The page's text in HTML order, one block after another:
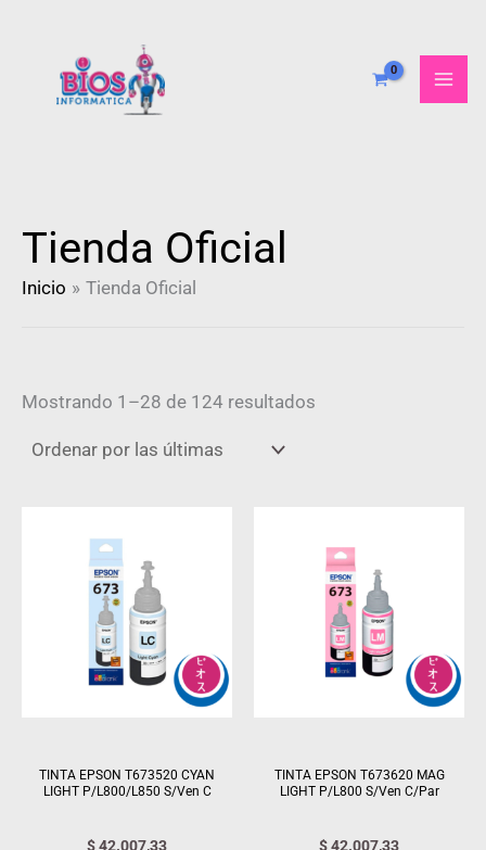
contenido
Tienda Oficial
Inicio Tienda Oficial
Mostrando 1–28 de 124 resultados
recientes
TINTA EPSON T673520 CYAN
LIGHT P/L800/L850 S/Ven C
$42.007,33
TINTA EPSON T673620 MAG
LIGHT P/L800 S/Ven C/Par
$42.007,33